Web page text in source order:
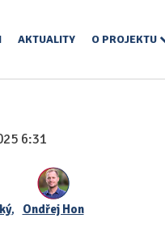
AKTUALITY O PROJEKTU
6:31
, Ondřej Hon